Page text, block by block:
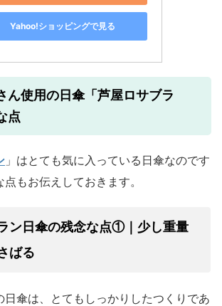
Yahoo!ショッピングで見る
ん使用の日傘「芦屋ロサブラ
点
」はとても気に入っている日傘なのです
もお伝えしておきます。
ン日傘の残念な点①｜少し重量
ばる
日傘は、とてもしっかりしたつくりであ